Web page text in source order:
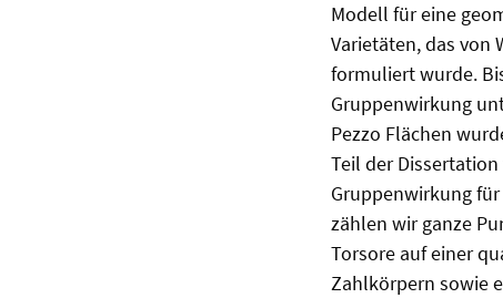
Modell für eine
Varietäten, das von
formuliert wurde.
Gruppenwirkung
Pezzo Flächen
Teil der
Gruppenwirkung
zählen wir ganze
Torsore auf einer
Zahlkörpern sowie